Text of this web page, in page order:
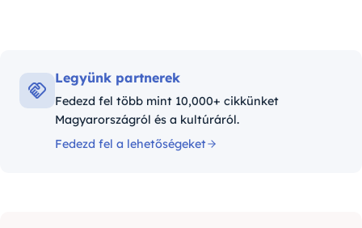
Legyünk partnerek
Fedezd fel több mint 10,000+ cikkünket
Magyarországról és a kultúráról.
Fedezd fel a lehetőségeket